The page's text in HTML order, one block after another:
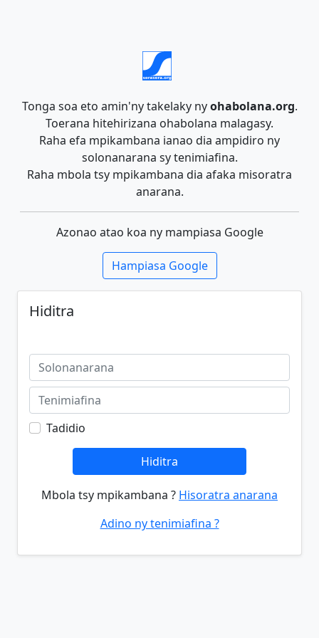
Tonga soa eto amin'ny takelaky nyohabolana.org.
Toerana hitehirizana ohabolana malagasy.
Raha efa mpikambana ianao dia ampidiro ny
solonanarana sy tenimiafina.
Raha mbola tsy mpikambana dia afaka misoratra
anarana.
Azonao atao koa ny mampiasa Google
Hampiasa Google
Hiditra
Tadidio
Hiditra
Mbola tsy mpikambana ? Hisoratra anarana
Adino ny tenimiafina ?